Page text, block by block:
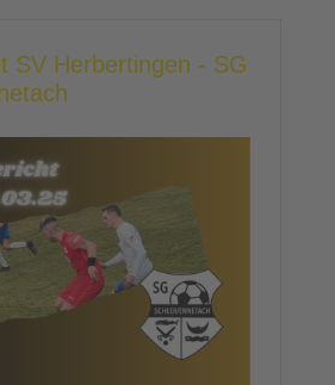
SV Herbertingen - SG